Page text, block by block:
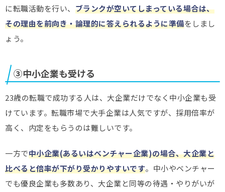
に転職活動を行い、 ブランクが空いてしまっている場合は、
その理由を前向き・論理的に答えられるように準備をしまし
ょう。
③中小企業も受ける
23歳の転職で成功する人は、大企業だけでなく中小企業も受
けています。転職市場で大手企業は人気ですが、採用倍率が
高く、内定をもらうのは難しいです。
一方で中小企業(あるいはベンチャー企業)の場合、大企業と
比べると倍率が下がり受かりやすいです。中小やベンチャー
でも優良企業も多数あり、大企業と同等の待遇・やりがいが